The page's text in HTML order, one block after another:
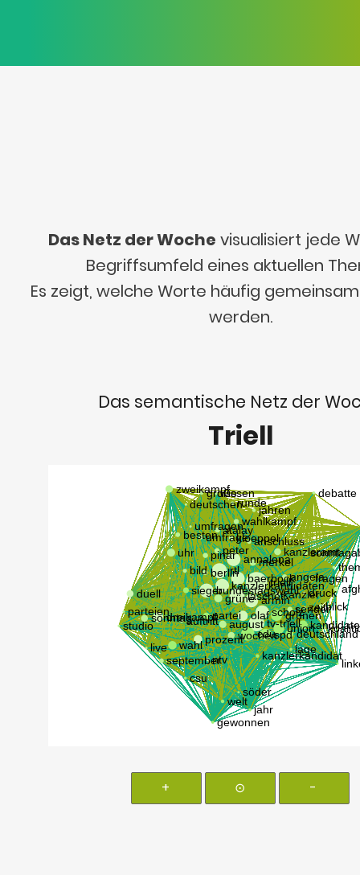
Das Netz der Woche visualisiert jede
Begriffsumfeld eines aktuellen
Es zeigt, welche Worte häufig
werden.
Das semantische Netz der
Triell
+ ⊙ -